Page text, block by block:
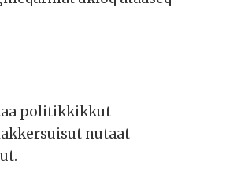
politikkikkut
nutaat